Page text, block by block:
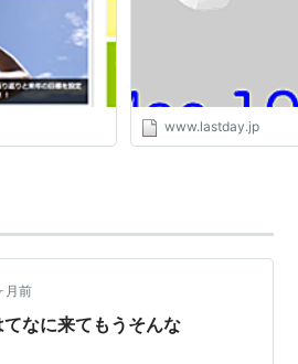
www.lastday.jp
月前
なに来てもうそんな